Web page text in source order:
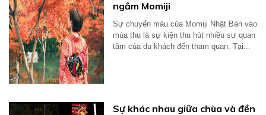
ngắm Momiji
Sự chuyển màu của Momiji Nhật Bản vào
mùa thu là sự kiện thu hút nhiều sự quan
tâm của du khách đến tham quan. Tại...
Sự khác nhau giữa chùa và đền